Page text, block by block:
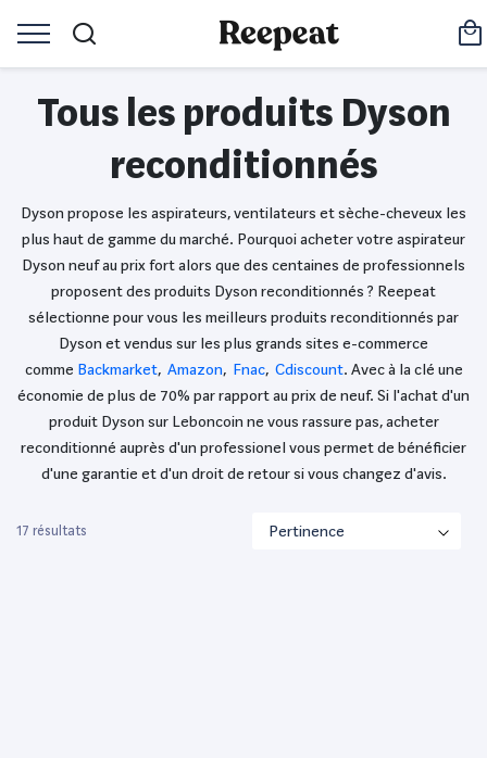
Tous les produits Dyson
reconditionnés
Dyson propose les aspirateurs, ventilateurs et sèche-cheveux les
plus haut de gamme du marché. Pourquoi acheter votre aspirateur
Dyson neuf au prix fort alors que des centaines de professionnels
proposent des produits Dyson reconditionnés ? Reepeat
sélectionne pour vous les meilleurs produits reconditionnés par
Dyson et vendus sur les plus grands sites e-commerce
comme Backmarket, Amazon, Fnac, Cdiscount. Avec à la clé une
économie de plus de 70% par rapport au prix de neuf. Si l'achat d'un
produit Dyson sur Leboncoin ne vous rassure pas, acheter
reconditionné auprès d'un professionel vous permet de bénéficier
d'une garantie et d'un droit de retour si vous changez d'avis.
17 résultats